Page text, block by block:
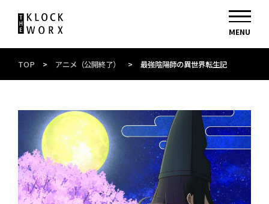
TOP > アニメ（公開終了） > 最強陰陽師の異世界転生記